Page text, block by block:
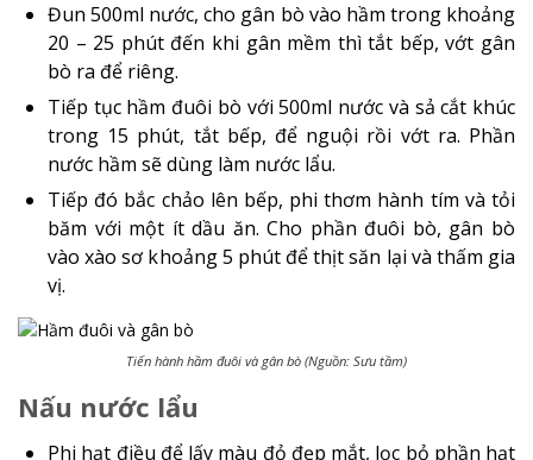
Đun 500ml nước, cho gân bò vào hầm trong khoảng
20 – 25 phút đến khi gân mềm thì tắt bếp, vớt gân
bò ra để riêng.
Tiếp tục hầm đuôi bò với 500ml nước và sả cắt khúc
trong 15 phút, tắt bếp, để nguội rồi vớt ra. Phần
nước hầm sẽ dùng làm nước lẩu.
Tiếp đó bắc chảo lên bếp, phi thơm hành tím và tỏi
băm với một ít dầu ăn. Cho phần đuôi bò, gân bò
vào xào sơ khoảng 5 phút để thịt săn lại và thấm gia
vị.
Tiến hành hầm đuôi và gân bò (Nguồn: Sưu tầm)
Nấu nước lẩu
Phi hạt điều để lấy màu đỏ đẹp mắt, lọc bỏ phần hạt